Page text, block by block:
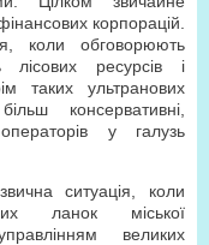
корпорацій.
коли обговорюють
лісових ресурсів і
таких ультранових
консервативні,
у галузь
ситуація, коли
ланок міської
великих